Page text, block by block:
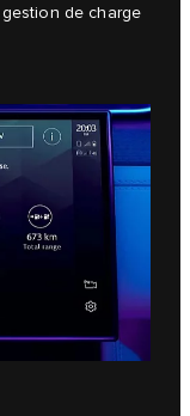
de charge